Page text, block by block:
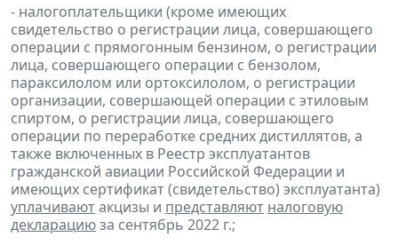
- налогоплательщики (кроме имеющих
свидетельство о регистрации лица, совершающего
операции с прямогонным бензином, о регистрации
лица, совершающего операции с бензолом,
параксилолом или ортоксилолом, о регистрации
организации, совершающей операции с этиловым
спиртом, о регистрации лица, совершающего
операции по переработке средних дистиллятов, а
также включенных в Реестр эксплуатантов
гражданской авиации Российской Федерации и
имеющих сертификат (свидетельство) эксплуатанта)
уплачиваютакцизы и представляют налоговую
декларациюза сентябрь 2022 г.;